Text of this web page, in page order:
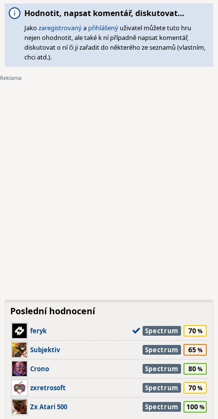
Hodnotit, napsat komentář, diskutovat…
Jakozaregistrovanýa přihlášený uživatel můžete tuto hru
nejen ohodnotit, ale také k ní případně napsat komentář,
diskutovat o ní či ji zařadit do některého ze seznamů (vlastním,
chci atd.).
Poslední hodnocení
feryk Spectrum 70
Subjektiv Spectrum 65
Crono Spectrum 80
zxretrosoft Spectrum 70
Zx Atari 500 Spectrum 100